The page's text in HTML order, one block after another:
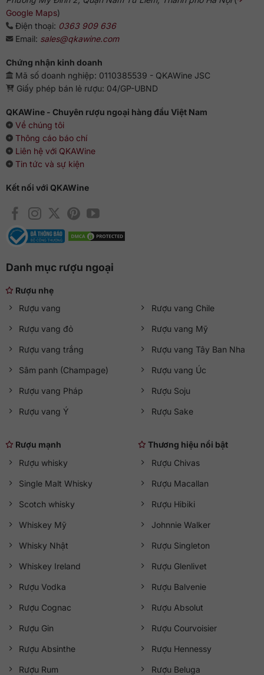
năm vẫn cho hương vị tươi mới.
QKAWine – Địa Chỉ Tuyệt Vời Cho Người
Bật nắp một chai Champagne là tín hiệu vui cho mọi bữa
tiệc, ghi dấu sự thành công hay ngày kết duyên lành của đôi
của chai vang Champagne Piper-Heidsieck Cuvée Brut. Hãy
để những chai rượu cao cấp, giá tốt nhất tại
ngoại QKAWine phục vụ bạn. Liên hệ
hoặc truy cậpqkawine.com
hoặc tham khảo chi tiết và đặt hàng online từ khắp các tỉnh
Google Maps)
Điện thoại: 0363 909 636
Email: sales@qkawine.com
Chứng nhận kinh doanh
Mã số doanh nghiệp: 0110385539 - QKAWine JSC
Giấy phép bán lẻ rượu: 04/GP-UBND
QKAWine - Chuyên rượu ngoại hàng đầu Việt Nam
Về chúng tôi
Thông cáo báo chí
Liên hệ với QKAWine
Tin tức và sự kiện
Kết nối với QKAWine
Danh mục rượu ngoại
Rượu nhẹ
Rượu vang
Rượu vang đỏ
Rượu vang trắng
Sâm panh (Champage)
Rượu vang Pháp
Rượu vang Ý
Rượu vang Chile
Rượu vang Mỹ
Rượu vang Tây Ban Nha
Rượu vang Úc
Rượu Soju
Rượu Sake
Rượu mạnh
Rượu whisky
Single Malt Whisky
Scotch whisky
Whiskey Mỹ
Whisky Nhật
Whiskey Ireland
Rượu Vodka
Rượu Cognac
Rượu Gin
Rượu Absinthe
Rượu Rum
Thương hiệu nổi bật
Rượu Chivas
Rượu Macallan
Rượu Hibiki
Johnnie Walker
Rượu Singleton
Rượu Glenlivet
Rượu Balvenie
Rượu Absolut
Rượu Courvoisier
Rượu Hennessy
Rượu Beluga